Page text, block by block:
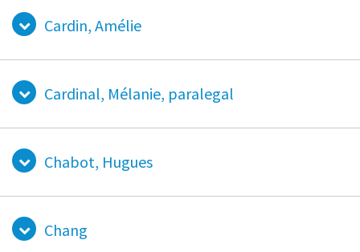
Cardin, Amélie
Cardinal, Mélanie, paralegal
Chabot, Hugues
Chang